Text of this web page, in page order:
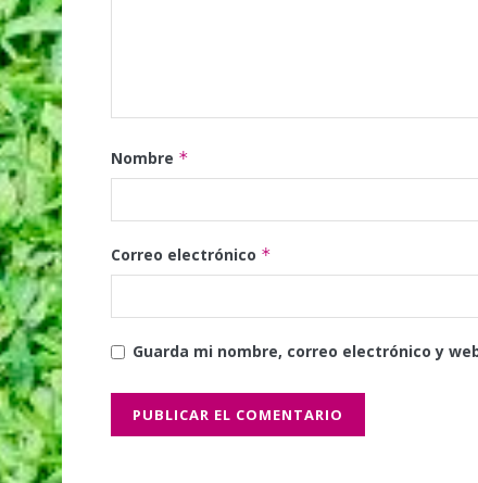
Nombre *
Correo electrónico *
Guarda mi nombre, correo electrónico y